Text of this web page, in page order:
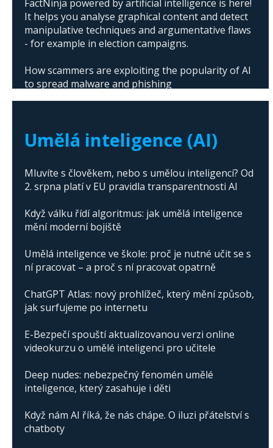
FactNinja powered by artificial intelligence is here!
It helps you analyse graphical content and detect
manipulative techniques and argumentative flaws
- for example in election campaigns.
How scammers are exploiting the popularity of AI
to spread malware and phishing
Umělá inteligence (AI)
Mluvíte s člověkem, nebo s umělou inteligencí? Od
2. srpna platí v EU pravidla transparentnosti AI
Když válku řídí algoritmus: jak umělá inteligence
mění moderní bojiště
Umělá inteligence ve škole: proč je nutné učit se s
ní pracovat – a proč s ní pracovat opatrně
ChatGPT Atlas: nový prohlížeč, který mění způsob,
jak surfujeme po internetu
E-Bezpečí spouští aktualizovanou verzi online
videokurzu o umělé inteligenci pro učitele
Deep nudes: nebezpečný fenomén umělé
inteligence, který zasahuje i děti
Když nám AI říká, že nás chápe. O iluzi přátelství s
chatboty